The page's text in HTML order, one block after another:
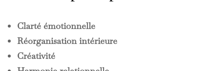
Clarté émotionnelle
Réorganisation intérieure
Créativité